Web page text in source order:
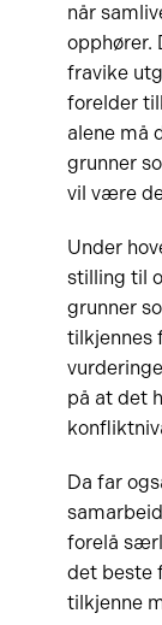
når
opphører.
fravike
forelder
alene må
grunner
vil være
Under
stilling til
grunner
tilkjennes
på at det
Da far
forelå
det beste
tilkjenne